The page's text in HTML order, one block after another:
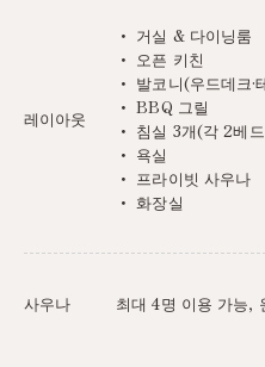
레이아웃
・ 거실 & 다이닝룸
・ 오픈 키친
・ 발코니(우드데크·
・ BBQ 그릴
・ 침실 3개(각 2베
・ 욕실
・ 프라이빗 사우나
・ 화장실
사우나 최대 4명 이용 가능,